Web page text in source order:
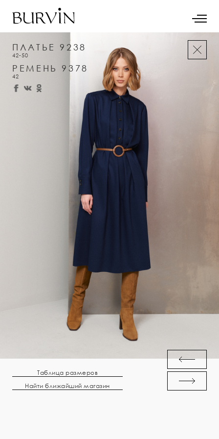
ПЛАТЬЕ 9238
42-50
РЕМЕНЬ 9378
42
Таблица размеров
Найти ближайший магазин